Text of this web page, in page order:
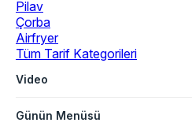
Pilav
Çorba
Airfryer
Tüm Tarif Kategorileri
Video
Günün Menüsü